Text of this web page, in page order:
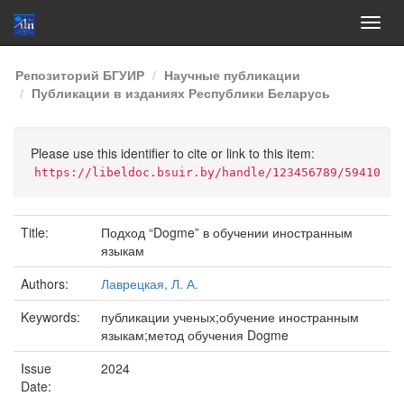
Skip
navigation
Репозиторий БГУИР
Научные публикации
Публикации в изданиях Республики Беларусь
Please use this identifier to cite or link to this item:
https://libeldoc.bsuir.by/handle/123456789/59410
Title:
Подход “Dogme” в обучении иностранным
языкам
Authors:
Лаврецкая, Л. А.
Keywords:
публикации ученых;обучение иностранным
языкам;метод обучения Dogme
Issue
Date:
2024